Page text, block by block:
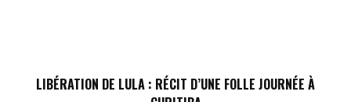
LIBÉRATION DE LULA : RÉCIT D’UNE FOLLE JOURNÉE À